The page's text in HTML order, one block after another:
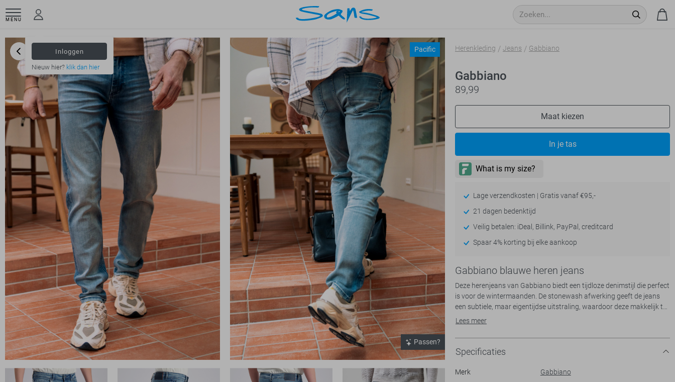
MENU
Inloggen
Nieuw hier? klik dan hier
Pacific
Passen?
Herenkleding Jeans Gabbiano
Gabbiano
89,99
Maat kiezen
In je tas
Lage verzendkosten | Gratis vanaf €95,-
21 dagen bedenktijd
Veilig betalen: iDeal, Billink, PayPal, creditcard
Spaar 4% korting bij elke aankoop
Gabbiano blauwe heren jeans
Deze herenjeans van Gabbiano biedt een tijdloze denimstijl die perfect
is voor de wintermaanden. De stonewash afwerking geeft de jeans
een subtiele, maar eigentijdse uitstraling, waardoor deze makkelijk te
combineren is met verschillende toppen. Met een regular pasvorm en
look. De sluiting met knopen en rits is praktisch en duurzaam, wat het
een veelzijdige keuze maakt voor zowel dagelijks gebruik als meer
casual gelegenheden.
Lees meer
Specificaties
Merk
Gabbiano